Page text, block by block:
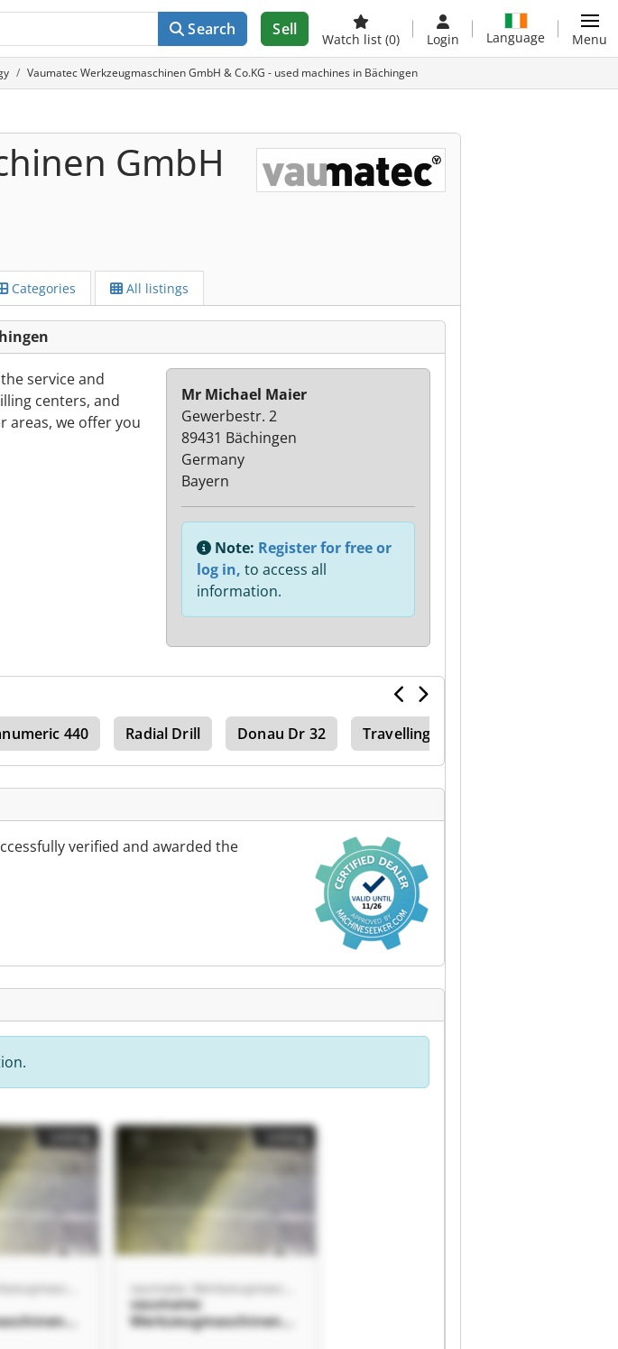
Search Sell
Watch list (0) Login Language Menu
Vaumatec Werkzeugmaschinen GmbH & Co.KG - used machines in Bächingen
GmbH
Categories All listings
service and
centers, and
areas, we offer you
Mr Michael Maier
Gewerbestr. 2
89431 Bächingen
Germany
Bayern
Note: Register for free or
log in, to access all
information.
440 Radial Drill Donau Dr 32 Travelling Column Milling Machine
verified and awarded the
vaumatec
Werkzeugmaschinen
GmbH & Co.KG